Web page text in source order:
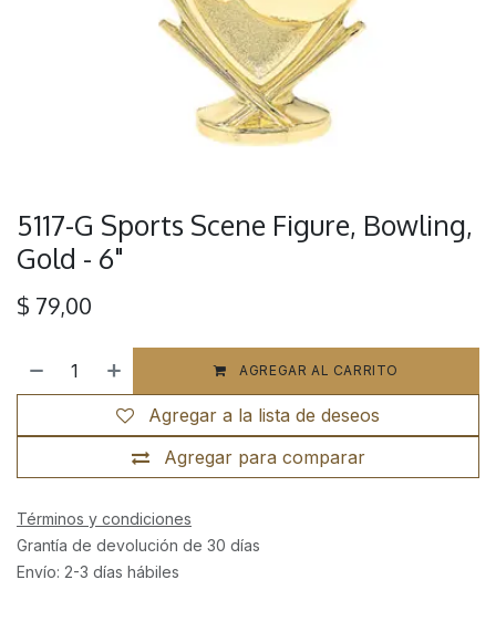
5117-G Sports Scene Figure, Bowling,
Gold - 6"
$ 79,00
AGREGAR AL CARRITO
Agregar para comparar
Agregar a la lista de deseos
Términos y condiciones
Grantía de devolución de 30 días
Envío: 2-3 días hábiles